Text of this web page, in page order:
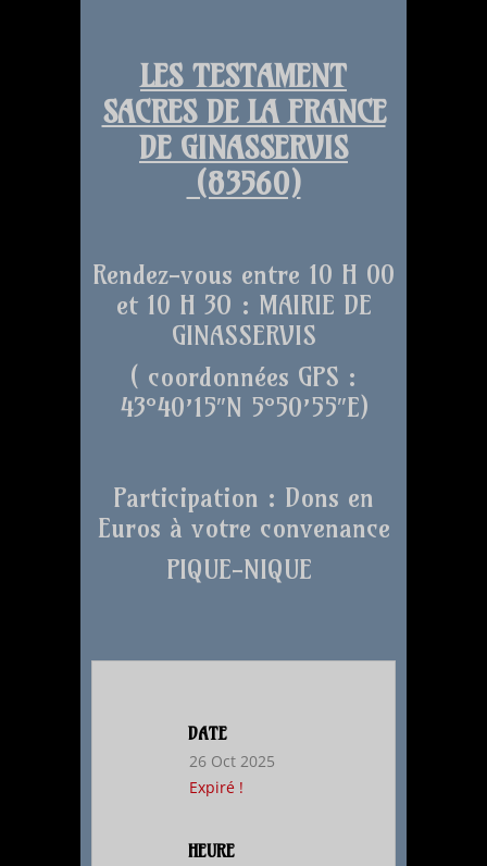
LES TESTAMENT
SACRES DE LA FRANCE
DE GINASSERVIS
(83560)
Rendez-vous entre 10 H 00
et 10 H 3O : MAIRIE DE
GINASSERVIS
( coordonnées GPS :
43°40’15″N 5°50’55″E)
Participation : Dons en
Euros à votre convenance
PIQUE-NIQUE
DATE
26 Oct 2025
Expiré !
HEURE